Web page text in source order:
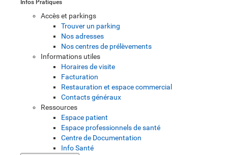
Infos Pratiques
Accès et parkings
Trouver un parking
Nos adresses
Nos centres de prélèvements
Informations utiles
Horaires de visite
Facturation
Restauration et espace commercial
Contacts généraux
Ressources
Espace patient
Espace professionnels de santé
Centre de Documentation
Info Santé